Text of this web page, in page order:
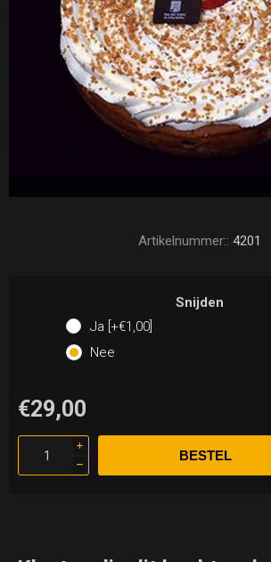
Artikelnummer:: 4201
Snijden
Ja [+€1,00]
Nee
€29,00
i
h